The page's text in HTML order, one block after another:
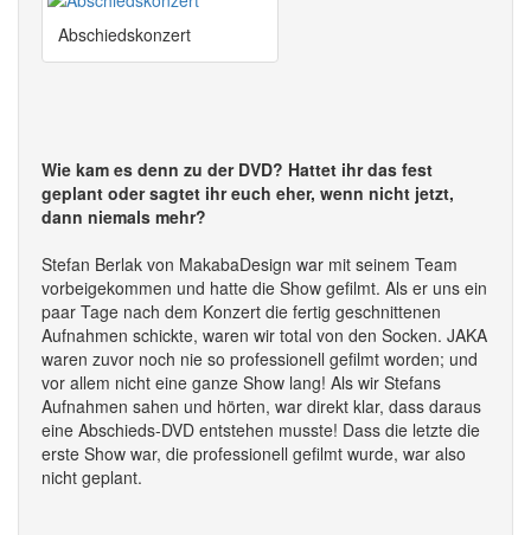
Abschiedskonzert
Wie kam es denn zu der DVD? Hattet ihr das fest
geplant oder sagtet ihr euch eher, wenn nicht jetzt,
dann niemals mehr?
Stefan Berlak von MakabaDesign war mit seinem Team
vorbeigekommen und hatte die Show gefilmt. Als er uns ein
paar Tage nach dem Konzert die fertig geschnittenen
Aufnahmen schickte, waren wir total von den Socken. JAKA
waren zuvor noch nie so professionell gefilmt worden; und
vor allem nicht eine ganze Show lang! Als wir Stefans
Aufnahmen sahen und hörten, war direkt klar, dass daraus
eine Abschieds-DVD entstehen musste! Dass die letzte die
erste Show war, die professionell gefilmt wurde, war also
nicht geplant.